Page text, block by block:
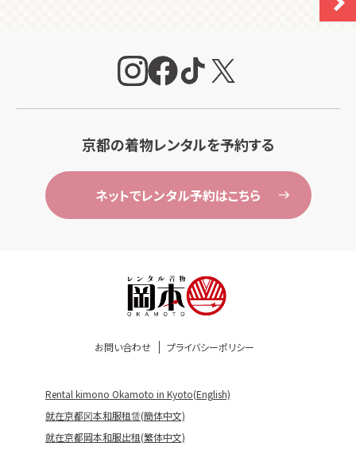
京都の着物レンタルを予約する
ネットでレンタル予約はこちら
お問い合わせ プライバシーポリシー
Rental kimono Okamoto in Kyoto(English)
就在京都冈本和服租赁(簡体中文)
就在京都岡本和服出租(繁体中文)